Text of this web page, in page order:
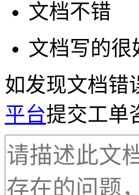
文档不错
文档写的很
如发现文档错
平台提交工单